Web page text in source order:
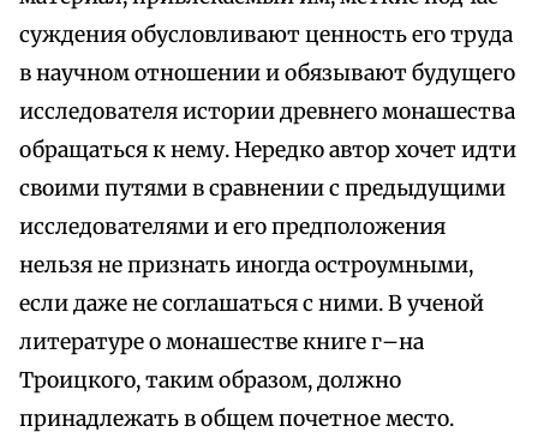
суждения обусловливают ценность его труда
в научном отношении и обязывают будущего
исследователя истории древнего монашества
обращаться к нему. Нередко автор хочет идти
своими путями в сравнении с предыдущими
исследователями и его предположения
нельзя не признать иногда остроумными,
если даже не соглашаться с ними. В ученой
литературе о монашестве книге г–на
Троицкого, таким образом, должно
принадлежать в общем почетное место.